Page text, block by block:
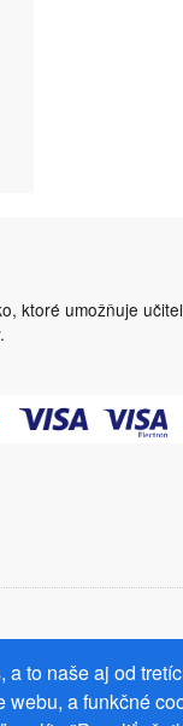
ktoré umožňuje
to naše aj od
a funkčné